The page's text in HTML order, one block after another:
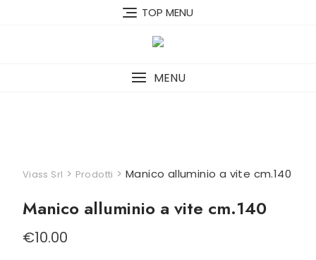
TOP MENU
MENU
Viass Srl > Prodotti > Manico alluminio a vite cm.140
Manico alluminio a vite cm.140
€10.00